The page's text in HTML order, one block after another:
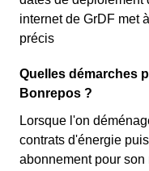
internet de GrDF met
précis
Quelles démarches
Bonrepos ?
Lorsque l'on
contrats d'énergie
abonnement pour